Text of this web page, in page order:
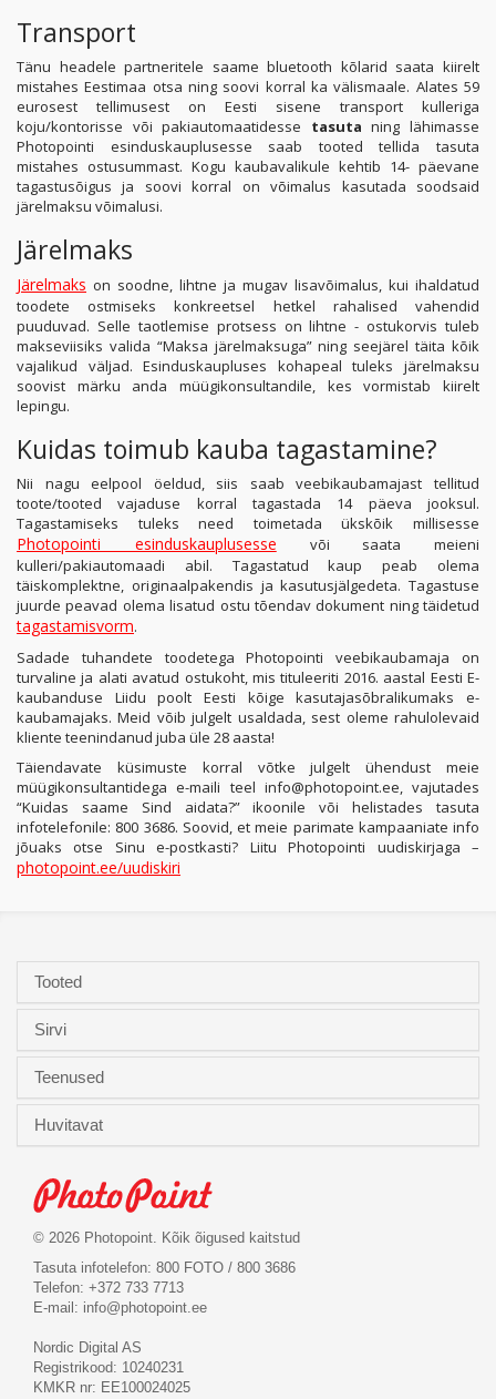
Transport
Tänu headele partneritele saame bluetooth kõlarid saata kiirelt
mistahes Eestimaa otsa ning soovi korral ka välismaale. Alates 59
eurosest tellimusest on Eesti sisene transport kulleriga
koju/kontorisse või pakiautomaatidesse tasuta ning lähimasse
Photopointi esinduskauplusesse saab tooted tellida tasuta
mistahes ostusummast. Kogu kaubavalikule kehtib 14- päevane
tagastusõigus ja soovi korral on võimalus kasutada soodsaid
järelmaksu võimalusi.
Järelmaks
Järelmaks on soodne, lihtne ja mugav lisavõimalus, kui ihaldatud
toodete ostmiseks konkreetsel hetkel rahalised vahendid
puuduvad. Selle taotlemise protsess on lihtne - ostukorvis tuleb
makseviisiks valida “Maksa järelmaksuga” ning seejärel täita kõik
vajalikud väljad. Esinduskaupluses kohapeal tuleks järelmaksu
soovist märku anda müügikonsultandile, kes vormistab kiirelt
lepingu.
Kuidas toimub kauba tagastamine?
Nii nagu eelpool öeldud, siis saab veebikaubamajast tellitud
toote/tooted vajaduse korral tagastada 14 päeva jooksul.
Tagastamiseks tuleks need toimetada ükskõik millisesse
Photopointi esinduskauplusesse või saata meieni
kulleri/pakiautomaadi abil. Tagastatud kaup peab olema
täiskomplektne, originaalpakendis ja kasutusjälgedeta. Tagastuse
juurde peavad olema lisatud ostu tõendav dokument ning täidetud
tagastamisvorm.
Sadade tuhandete toodetega Photopointi veebikaubamaja on
turvaline ja alati avatud ostukoht, mis tituleeriti 2016. aastal Eesti E-
kaubanduse Liidu poolt Eesti kõige kasutajasõbralikumaks e-
kaubamajaks. Meid võib julgelt usaldada, sest oleme rahulolevaid
kliente teenindanud juba üle 28 aasta!
Täiendavate küsimuste korral võtke julgelt ühendust meie
müügikonsultantidega e-maili teel info@photopoint.ee, vajutades
“Kuidas saame Sind aidata?” ikoonile või helistades tasuta
infotelefonile: 800 3686. Soovid, et meie parimate kampaaniate info
jõuaks otse Sinu e-postkasti? Liitu Photopointi uudiskirjaga –
photopoint.ee/uudiskiri
Tooted
Sirvi
Teenused
Huvitavat
© 2026 Photopoint. Kõik õigused kaitstud
Tasuta infotelefon: 800 FOTO / 800 3686
Telefon: +372 733 7713
E-mail: info@photopoint.ee
Nordic Digital AS
Registrikood: 10240231
KMKR nr: EE100024025